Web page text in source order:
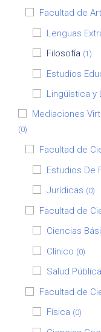
Facultad de
Lenguas
Filosofía (1)
Estudios
Lingüística y
Mediaciones
(0)
Facultad de
Estudios De
Jurídicas (0)
Facultad de
Ciencias
Clínico (0)
Salud Pública
Facultad de
Física (0)